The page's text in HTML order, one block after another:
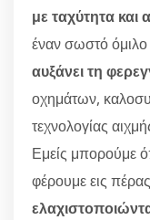
με ταχύτητα και
έναν σωστό όμιλο
αυξάνει τη
οχημάτων,
τεχνολογίας
Εμείς μπορούμε
φέρουμε εις